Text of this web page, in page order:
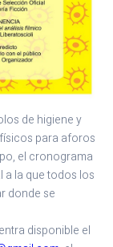
de higiene y
para aforos
el cronograma
a la que todos los
donde se
disponible el